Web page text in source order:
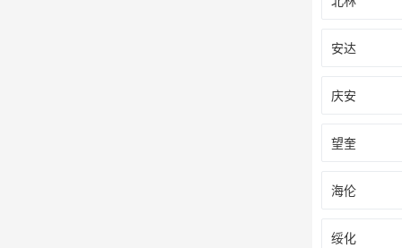
安达
庆安
望奎
海伦
绥化